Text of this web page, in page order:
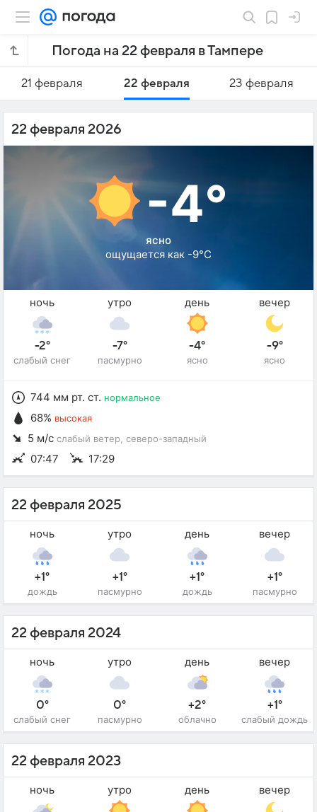
Погода на 22 февраля в Тампере
21 февраля 22 февраля 23 февраля
22 февраля 2026
-4°
ясно
ощущается как -9°C
ночь
-2°
слабый снег
утро
-7°
пасмурно
день
-4°
ясно
вечер
-9°
ясно
744 мм рт. ст. нормальное
68% высокая
5 м/с слабый ветер , северо-западный
07:47 17:29
22 февраля 2025
ночь
+1°
дождь
утро
+1°
пасмурно
день
+1°
дождь
вечер
+1°
пасмурно
22 февраля 2024
ночь
0°
слабый снег
утро
0°
пасмурно
день
+2°
облачно
вечер
+1°
слабый дождь
22 февраля 2023
ночь утро день вечер